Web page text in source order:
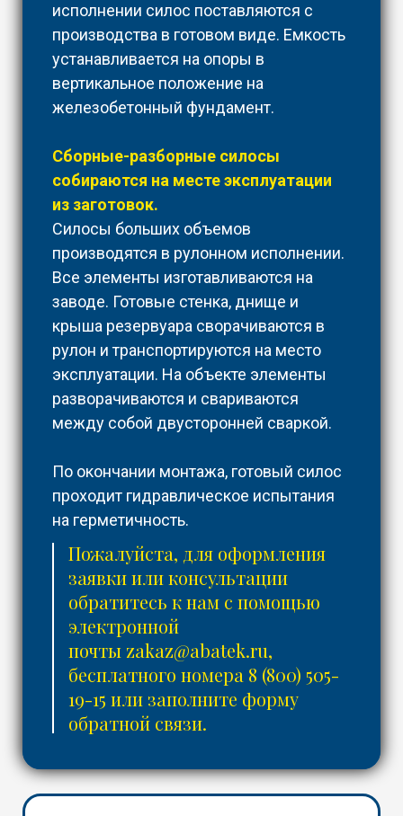
исполнении силос поставляются с
производства в готовом виде. Емкость
устанавливается на опоры в
вертикальное положение на
железобетонный фундамент.
Сборные-разборные силосы
собираются на месте эксплуатации
из заготовок.
Силосы больших объемов
производятся в рулонном исполнении.
Все элементы изготавливаются на
заводе. Готовые стенка, днище и
крыша резервуара сворачиваются в
рулон и транспортируются на место
эксплуатации. На объекте элементы
разворачиваются и свариваются
между собой двусторонней сваркой.
По окончании монтажа, готовый силос
проходит гидравлическое испытания
на герметичность.
Пожалуйста, для оформления
заявки или консультации
обратитесь к нам с помощью
электронной
почты zakaz@abatek.ru,
бесплатного номера 8 (800) 505-
19-15 или заполните форму
обратной связи.